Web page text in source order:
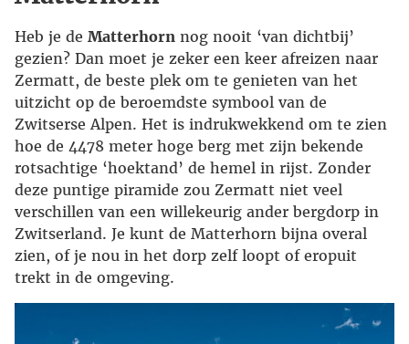
Heb je de Matterhorn nog nooit ‘van dichtbij’
gezien? Dan moet je zeker een keer afreizen naar
Zermatt, de beste plek om te genieten van het
uitzicht op de beroemdste symbool van de
Zwitserse Alpen. Het is indrukwekkend om te zien
hoe de 4478 meter hoge berg met zijn bekende
rotsachtige ‘hoektand’ de hemel in rijst. Zonder
deze puntige piramide zou Zermatt niet veel
verschillen van een willekeurig ander bergdorp in
Zwitserland. Je kunt de Matterhorn bijna overal
zien, of je nou in het dorp zelf loopt of eropuit
trekt in de omgeving.